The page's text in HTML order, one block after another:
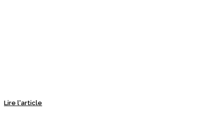
Lire l'article